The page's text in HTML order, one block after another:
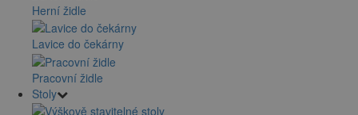
Herní židle
Lavice do čekárny
Pracovní židle
Stoly